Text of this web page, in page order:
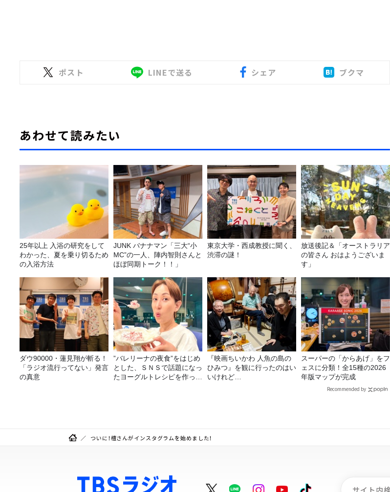
ポスト LINEで送る シェア ブクマ
あわせて読みたい
25年以上 入浴の研究をして
わかった、夏を乗り切るため
の入浴方法
JUNK バナナマン「三大“小
MC”の一人、陣内智則さんと
ほぼ同期トーク！！」
東京大学・西成教授に聞く、
渋滞の謎！
放送後記＆「オーストラリア
の皆さん おはようございま
す」
ダウ90000・蓮見翔が斬る！
「ラジオ流行ってない」発言
の真意
”バレリーナの夜食”をはじめ
とした、ＳＮＳで話題になっ
たヨーグルトレシピを作って
『映画ちいかわ 人魚の島の
ひみつ』を観に行ったのはい
いけれど…
スーパーの「からあげ」をフ
ェスに分類！全15種の2026
年版マップが完成
Recommended by
ついに！檀さんがインスタグラムを始めました！